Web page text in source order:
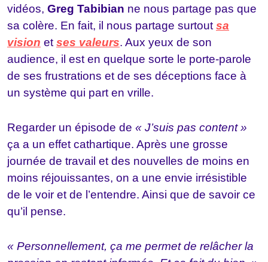
vidéos, Greg Tabibian ne nous partage pas que
sa colère. En fait, il nous partage surtout sa
vision et ses valeurs. Aux yeux de son
audience, il est en quelque sorte le porte-parole
de ses frustrations et de ses déceptions face à
un système qui part en vrille.
Regarder un épisode de « J’suis pas content »
ça a un effet cathartique. Après une grosse
journée de travail et des nouvelles de moins en
moins réjouissantes, on a une envie irrésistible
de le voir et de l’entendre. Ainsi que de savoir ce
qu’il pense.
« Personnellement, ça me permet de relâcher la